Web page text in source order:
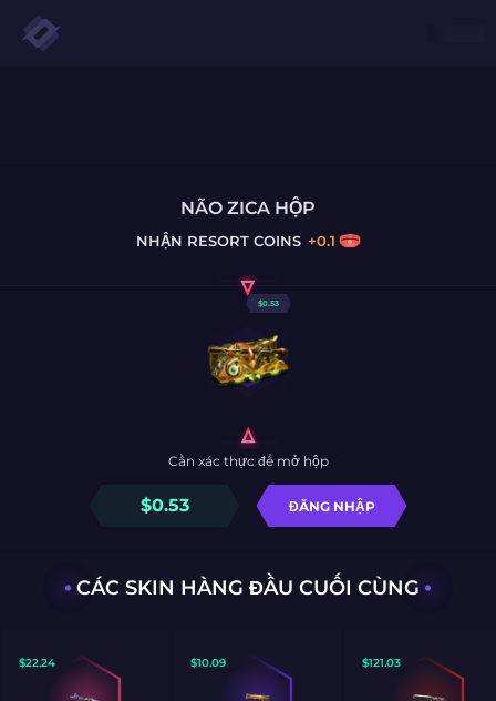
NÃO ZICA HỘP
NHẬN RESORT COINS +0.1
$0.53
$0.53 ĐĂNG NHẬP
Cần xác thực để mở hộp
CÁC SKIN HÀNG ĐẦU CUỐI CÙNG
$22.24 $10.09 $121.03